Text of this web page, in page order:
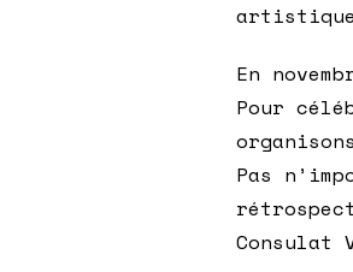
En
Pour
Pas
Consulat